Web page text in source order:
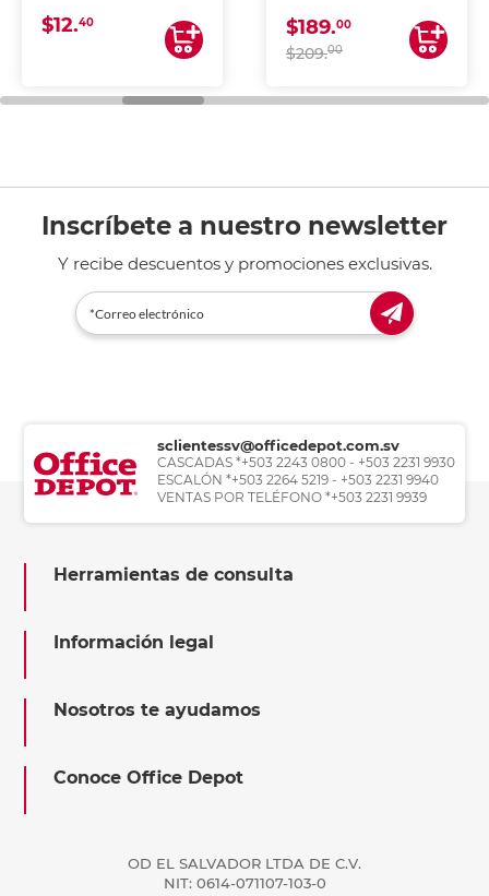
$12.40 $189.00
$209.00
Inscríbete a nuestro newsletter
Y recibe descuentos y promociones exclusivas.
sclientessv@officedepot.com.sv
CASCADAS *+503 2243 0800 - +503 2231 9930
ESCALÓN *+503 2264 5219 - +503 2231 9940
VENTAS POR TELÉFONO *+503 2231 9939
Herramientas de consulta
Información legal
Nosotros te ayudamos
Conoce Office Depot
OD EL SALVADOR LTDA DE C.V.
NIT: 0614-071107-103-0